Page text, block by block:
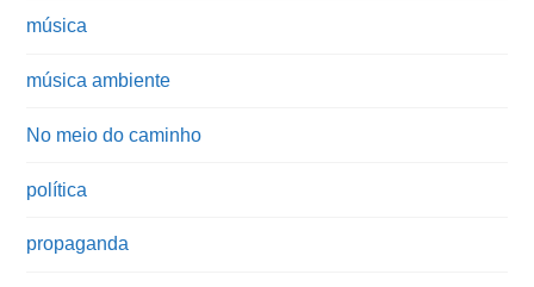
música
música ambiente
No meio do caminho
política
propaganda